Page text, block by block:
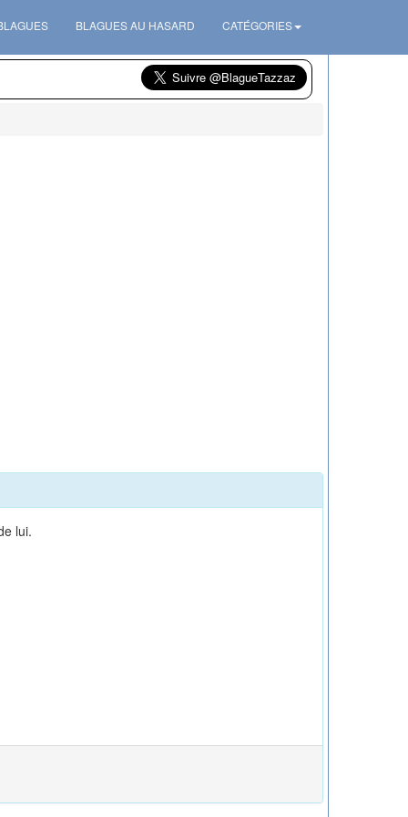
BLAGUES AU HASARD CATÉGORIES
lui.